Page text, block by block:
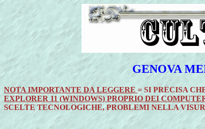
GENOVA
NOTA IMPORTANTE DA LEGGERE = SI PRECISA
EXPLORER 11 (WINDOWS) PROPRIO DEI
SCELTE TECNOLOGICHE, PROBLEMI NELLA